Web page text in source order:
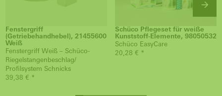
Fenstergriff
(Getriebehandhebel), 21455600
Weiß
Fenstergriff Weiß – Schüco-
Riegelstangenbeschlag/
Profilsystem Schnicks
39,38 € *
Schüco Pflegeset für weiße
Kunststoff-Elemente, 98050532
Schüco EasyCare
20,28 € *